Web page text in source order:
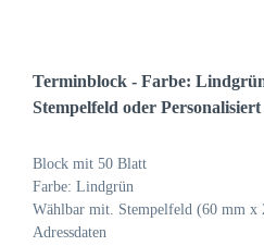
Terminblock - Farbe:
Stempelfeld oder
Block mit 50 Blatt
Farbe: Lindgrün
Wählbar mit. Stempelfeld (60 mm
Adressdaten